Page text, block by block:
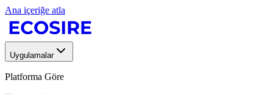
Ana içeriğe atla
Uygulamalar
Platforma Göre